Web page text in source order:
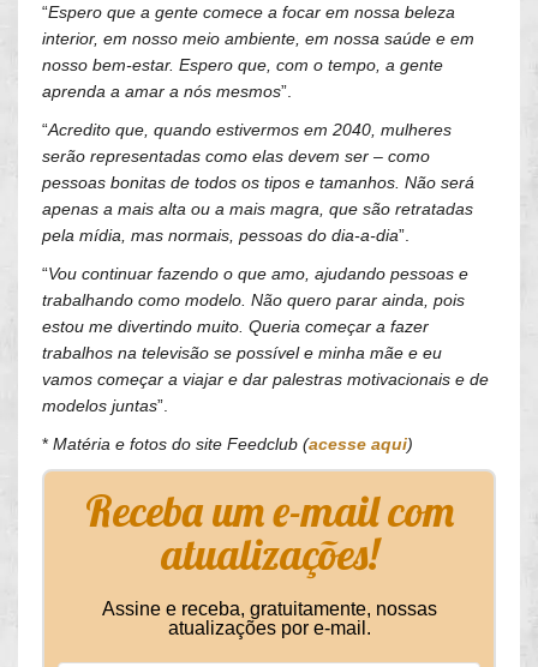
“Espero que a gente comece a focar em nossa beleza
interior, em nosso meio ambiente, em nossa saúde e em
nosso bem-estar. Espero que, com o tempo, a gente
aprenda a amar a nós mesmos”.
“Acredito que, quando estivermos em 2040, mulheres
serão representadas como elas devem ser – como
pessoas bonitas de todos os tipos e tamanhos. Não será
apenas a mais alta ou a mais magra, que são retratadas
pela mídia, mas normais, pessoas do dia-a-dia”.
“Vou continuar fazendo o que amo, ajudando pessoas e
trabalhando como modelo. Não quero parar ainda, pois
estou me divertindo muito. Queria começar a fazer
trabalhos na televisão se possível e minha mãe e eu
vamos começar a viajar e dar palestras motivacionais e de
modelos juntas”.
* Matéria e fotos do site Feedclub (acesse aqui)
Receba um e-mail com
atualizações!
Assine e receba, gratuitamente, nossas
atualizações por e-mail.